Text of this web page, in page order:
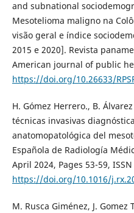
and subnational
Mesotelioma maligno na
visão geral e índice
2015 e 2020]. Revista
American journal of public
https://doi.org/10.26633/
H. Gómez Herrero., B.
técnicas invasivas
anatomopatológica del
Española de Radiología
April 2024, Pages 53-59,
https://doi.org/10.1016/
M. Rusca Giménez, J.